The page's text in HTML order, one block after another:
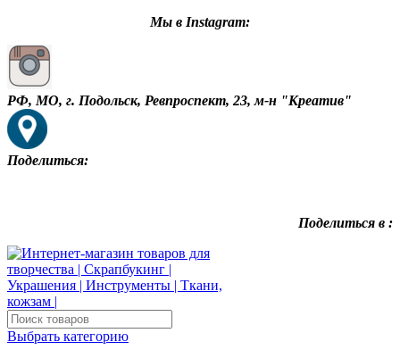
Мы в Instagram:
РФ, МО, г. Подольск, Ревпроспект, 23, м-н "Креатив"
Поделиться:
Поделиться в :
Выбрать категорию